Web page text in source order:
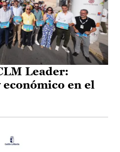
Leader:
en el